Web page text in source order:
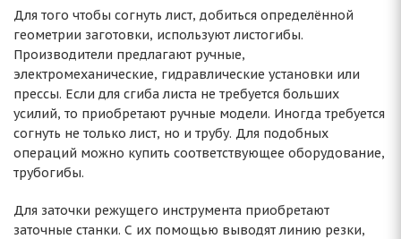
Для того чтобы согнуть лист, добиться определённой
геометрии заготовки, используют листогибы.
Производители предлагают ручные,
электромеханические, гидравлические установки или
прессы. Если для сгиба листа не требуется больших
усилий, то приобретают ручные модели. Иногда требуется
согнуть не только лист, но и трубу. Для подобных
операций можно купить соответствующее оборудование,
трубогибы.
Для заточки режущего инструмента приобретают
заточные станки. С их помощью выводят линию резки,